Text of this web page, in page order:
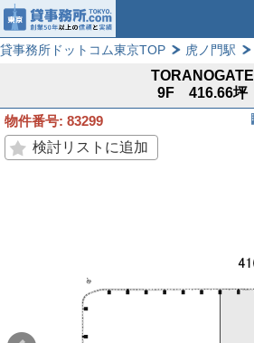
貸事務所ドットコム東京TOP 虎ノ門駅
TORANOGATE
9F 416.66坪
物件番号: 83299
検討リストに追加